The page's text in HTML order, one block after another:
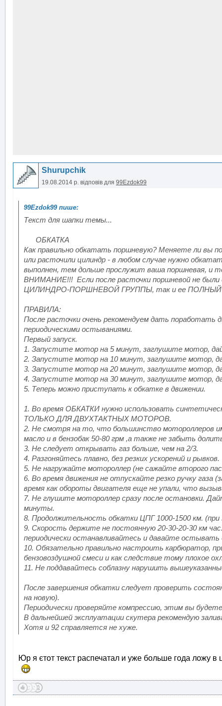
Shurupchik
19.08.2014 р. відповів для 99Ezdok99
Текст для шапки темы...
ОБКАТКА
Как правильно обкатать поршневую? Меняете ли вы
или расточили цилиндр - в любом случае нужно
выполнен, тем дольше прослужит ваша поршневая, и
ВНИМАНИЕ!!! Если после расточки поршневой не
ЦИЛИНДРО-ПОРШНЕВОЙ ГРУППЫ, так и ее
ПРАВИЛА:
После расточки очень рекомендуем дать
периодическими остываниями.
Первый запуск.
1. Запустите мотор на 5 минут, заглушите мотор,
2. Запустите мотор на 10 минут, заглушите мотор,
3. Запустите мотор на 20 минут, заглушите мотор,
4. Запустите мотор на 30 минут, заглушите мотор,
5. Теперь можно приступать к обкатке в движении.
1. Во время ОБКАТКИ нужно использовать
ТОЛЬКО ДЛЯ ДВУХТАКТНЫХ МОТОРОВ.
2. Не смотря на то, что большинство мотороллеров
масло и в бензобак 50-80 грм ,а также не забыть
3. Не следует открывать газ больше, чем на 2/3.
4. Разгоняйтесь плавно, без резких ускорений и рывков.
5. Не нагружайте мотороллер (не сажайте второго
6. Во время движения не отпускайте резко ручку
время как обороты двигателя еще не упали, что
7. Не глушите мотороллер сразу после остановки.
минуты.
8. Продолжительность обкатки ЦПГ 1000-1500 км. (при
9. Скорость держите не постоянную 20-30-20-30 км
периодически останавливайтесь и давайте
10. Обязательно правильно настроить карбюратор,
бензовоздушной смеси и как следствие тому плохое
11. Не поддавайтесь соблазну нарушить
После завершения обкатки следует проверить
на новую).
Периодически проверяйте компрессию, этим вы
В дальнейшей эксплуатации скутера рекомендую
Хотя и 92 справляется не хуже.
Юр я єтот текст распечатал и уже больше года ложу